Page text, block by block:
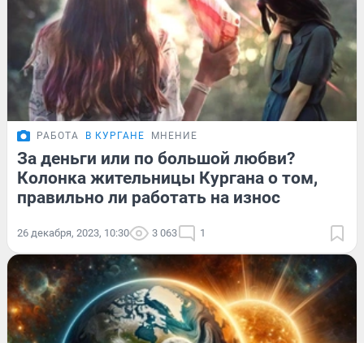
РАБОТА В КУРГАНЕ МНЕНИЕ
За деньги или по большой любви?
Колонка жительницы Кургана о том,
правильно ли работать на износ
26 декабря, 2023, 10:30 3 063 1